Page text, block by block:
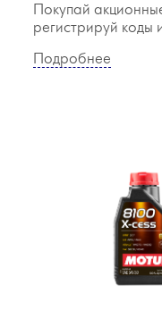
Покупай
регистрируй коды
Подробнее